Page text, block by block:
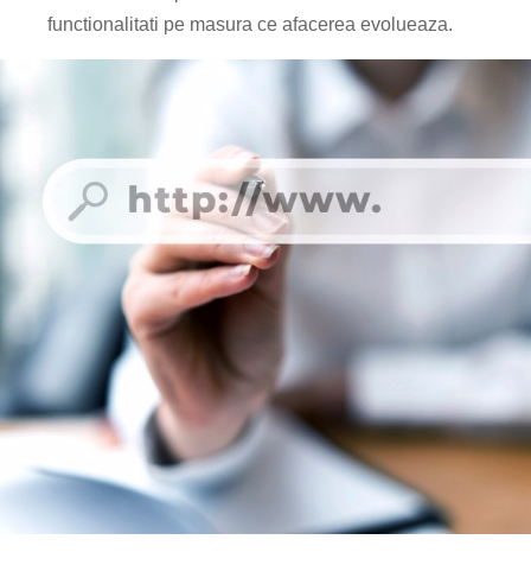
functionalitati pe masura ce afacerea evolueaza.